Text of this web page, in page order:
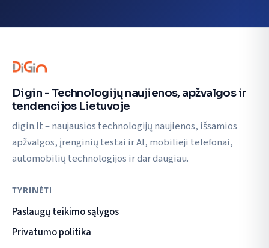
Digin - Technologijų naujienos, apžvalgos ir
tendencijos Lietuvoje
digin.lt – naujausios technologijų naujienos, išsamios
apžvalgos, įrenginių testai ir AI, mobilieji telefonai,
automobilių technologijos ir dar daugiau.
TYRINĖTI
Paslaugų teikimo sąlygos
Privatumo politika